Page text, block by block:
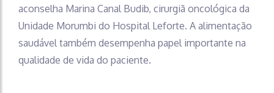
aconselha Marina Canal Budib, cirurgiã oncológica da
Unidade Morumbi do Hospital Leforte. A alimentação
saudável também desempenha papel importante na
qualidade de vida do paciente.